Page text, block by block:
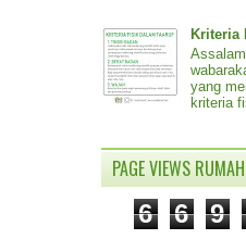
Kriteria
yang
kriteria
PAGE VIEWS
6 6 9